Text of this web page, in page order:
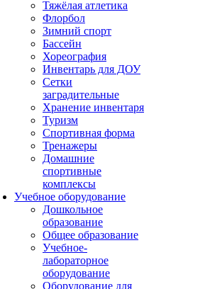
Тяжёлая атлетика
Флорбол
Зимний спорт
Бассейн
Хореография
Инвентарь для ДОУ
Сетки
заградительные
Хранение инвентаря
Туризм
Спортивная форма
Тренажеры
Домашние
спортивные
комплексы
Учебное оборудование
Дошкольное
образование
Общее образование
Учебное-
лабораторное
оборудование
Оборудование для